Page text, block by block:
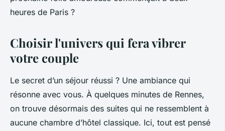
heures de Paris ?
Choisir l'univers qui fera vibrer
votre couple
Le secret d’un séjour réussi ? Une ambiance qui
résonne avec vous. À quelques minutes de Rennes,
on trouve désormais des suites qui ne ressemblent à
aucune chambre d’hôtel classique. Ici, tout est pensé